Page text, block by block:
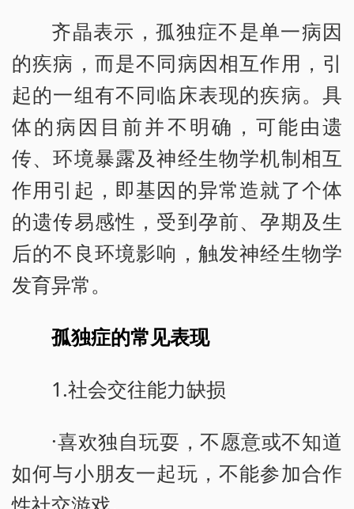
齐晶表示，孤独症不是单一病因
的疾病，而是不同病因相互作用，引
起的一组有不同临床表现的疾病。具
体的病因目前并不明确，可能由遗
传、环境暴露及神经生物学机制相互
作用引起，即基因的异常造就了个体
的遗传易感性，受到孕前、孕期及生
后的不良环境影响，触发神经生物学
发育异常。
孤独症的常见表现
1.社会交往能力缺损
·喜欢独自玩耍，不愿意或不知道
如何与小朋友一起玩，不能参加合作